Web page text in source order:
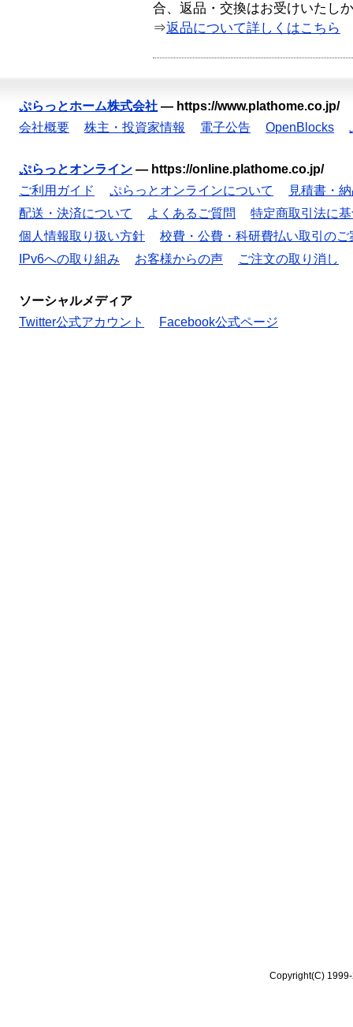
合、返品・交換はお受けいたし
⇒返品について詳しくはこちら
ぷらっとホーム株式会社 — https://www.plathome.co.jp/
会社概要
株主・投資家情報 電子公告 OpenBlocks
ぷらっとオンライン — https://online.plathome.co.jp/
ご利用ガイド
ぷらっとオンラインについて
見積書・
配送・決済について
よくあるご質問
特定商取引法に
個人情報取り扱い方針
校費・公費・科研費払い取引のご
IPv6への取り組み
お客様からの声 ご注文の取り消し
ソーシャルメディア
Twitter公式アカウント
Facebook公式ページ
Copyright(C)